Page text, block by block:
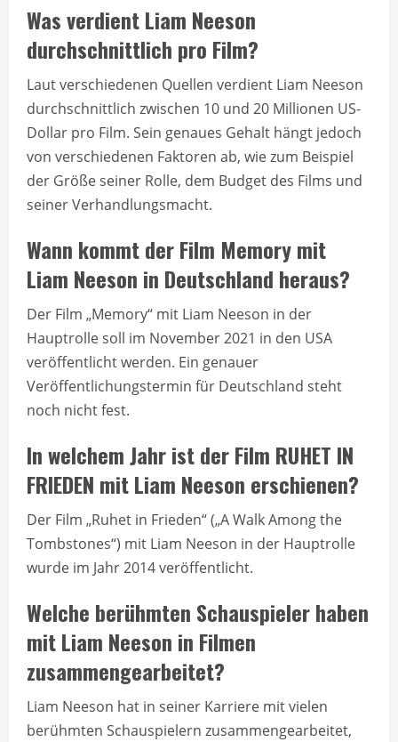
Was verdient Liam Neeson
durchschnittlich pro Film?
Laut verschiedenen Quellen verdient Liam Neeson
durchschnittlich zwischen 10 und 20 Millionen US-
Dollar pro Film. Sein genaues Gehalt hängt jedoch
von verschiedenen Faktoren ab, wie zum Beispiel
der Größe seiner Rolle, dem Budget des Films und
seiner Verhandlungsmacht.
Wann kommt der Film Memory mit
Liam Neeson in Deutschland heraus?
Der Film „Memory“ mit Liam Neeson in der
Hauptrolle soll im November 2021 in den USA
veröffentlicht werden. Ein genauer
Veröffentlichungstermin für Deutschland steht
noch nicht fest.
In welchem Jahr ist der Film RUHET IN
FRIEDEN mit Liam Neeson erschienen?
Der Film „Ruhet in Frieden“ („A Walk Among the
Tombstones“) mit Liam Neeson in der Hauptrolle
wurde im Jahr 2014 veröffentlicht.
Welche berühmten Schauspieler haben
mit Liam Neeson in Filmen
zusammengearbeitet?
Liam Neeson hat in seiner Karriere mit vielen
berühmten Schauspielern zusammengearbeitet,